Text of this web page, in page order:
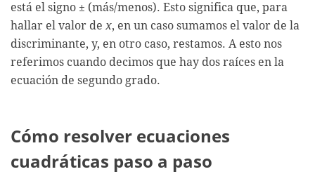
está el signo ± (más/menos). Esto significa que, para
hallar el valor dex, en un caso sumamos el valor de la
discriminante, y, en otro caso, restamos. A esto nos
referimos cuando decimos que hay dos raíces en la
ecuación de segundo grado.
Cómo resolver ecuaciones
cuadráticas paso a paso